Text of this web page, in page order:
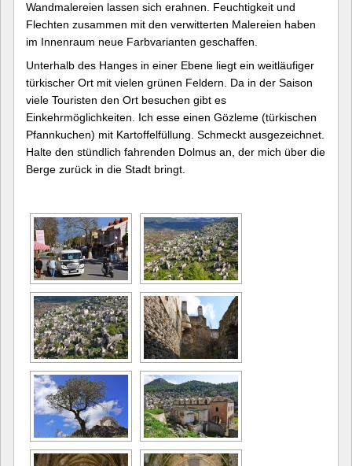
Wandmalereien lassen sich erahnen. Feuchtigkeit und
Flechten zusammen mit den verwitterten Malereien haben
im Innenraum neue Farbvarianten geschaffen.
Unterhalb des Hanges in einer Ebene liegt ein weitläufiger
türkischer Ort mit vielen grünen Feldern. Da in der Saison
viele Touristen den Ort besuchen gibt es
Einkehrmöglichkeiten. Ich esse einen Gözleme (türkischen
Pfannkuchen) mit Kartoffelfüllung. Schmeckt ausgezeichnet.
Halte den stündlich fahrenden Dolmus an, der mich über die
Berge zurück in die Stadt bringt.